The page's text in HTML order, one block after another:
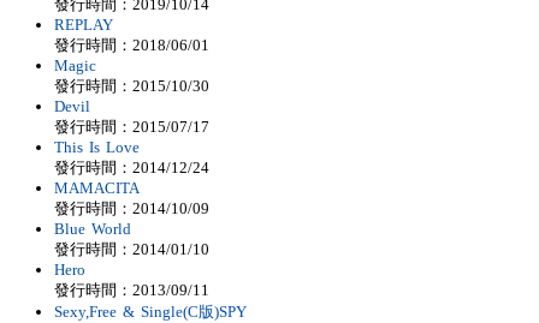
發行時間：2019/10/14
REPLAY
發行時間：2018/06/01
Magic
發行時間：2015/10/30
Devil
發行時間：2015/07/17
This Is Love
發行時間：2014/12/24
MAMACITA
發行時間：2014/10/09
Blue World
發行時間：2014/01/10
Hero
發行時間：2013/09/11
Sexy,Free & Single(C版)SPY